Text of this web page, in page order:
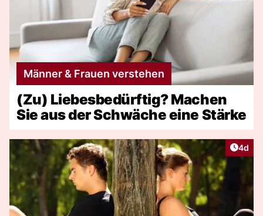
Männer & Frauen verstehen
(Zu) Liebesbedürftig? Machen
Sie aus der Schwäche eine Stärke
4d